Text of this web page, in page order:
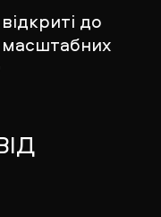
до
масштабних